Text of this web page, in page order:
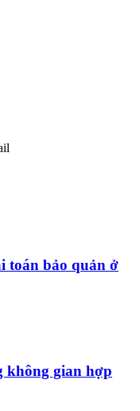
toán bảo quản ở
không gian hợp